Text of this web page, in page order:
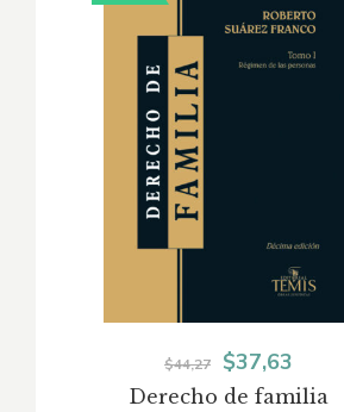
Derecho de familia
$44,27
El
precio
$37,63
precio